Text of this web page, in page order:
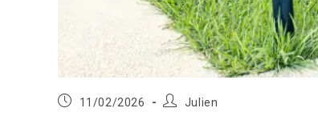
Publication
11/02/2026
Auteur/autrice
Julien